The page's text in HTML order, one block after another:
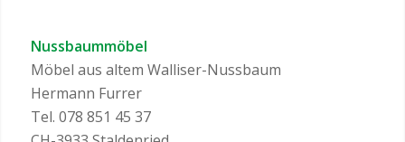
Nussbaummöbel
Möbel aus altem Walliser-Nussbaum
Hermann Furrer
Tel. 078 851 45 37